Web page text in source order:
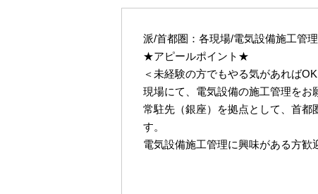
派/首都圏：各現場/電気設備施工管理
★アピールポイント★
＜未経験の方でもやる気があればOK
現場にて、電気設備の施工管理をお
常駐先（銀座）を拠点として、首都
す。
電気設備施工管理に興味がある方歓